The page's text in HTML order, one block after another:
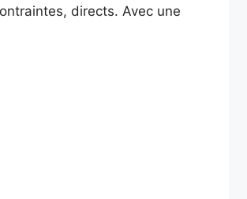
directs. Avec une